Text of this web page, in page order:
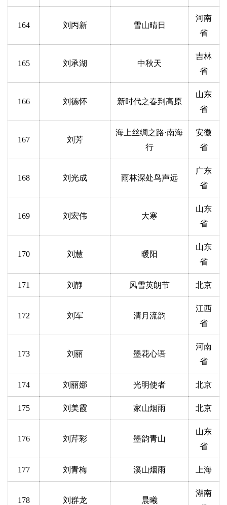
164 刘丙新 雪山晴日
河南
省
165 刘承湖 中秋天
吉林
省
166 刘德怀 新时代之春到高原
山东
省
167 刘芳
海上丝绸之路·南海
行
安徽
省
168 刘光成 雨林深处鸟声远
广东
省
169 刘宏伟 大寒
山东
省
170 刘慧 暖阳
山东
省
171 刘静 风雪英朗节 北京
172 刘军 清月流韵
江西
省
173 刘丽 墨花心语
河南
省
174 刘丽娜 光明使者 北京
175 刘美霞 家山烟雨 北京
176 刘芹彩 墨韵青山
山东
省
177 刘青梅 溪山烟雨 上海
178 刘群龙 晨曦
湖南